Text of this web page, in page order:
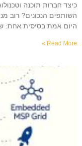
כיצד חברות תוכנה
היום אמת בסיסית אחת:
Read More »